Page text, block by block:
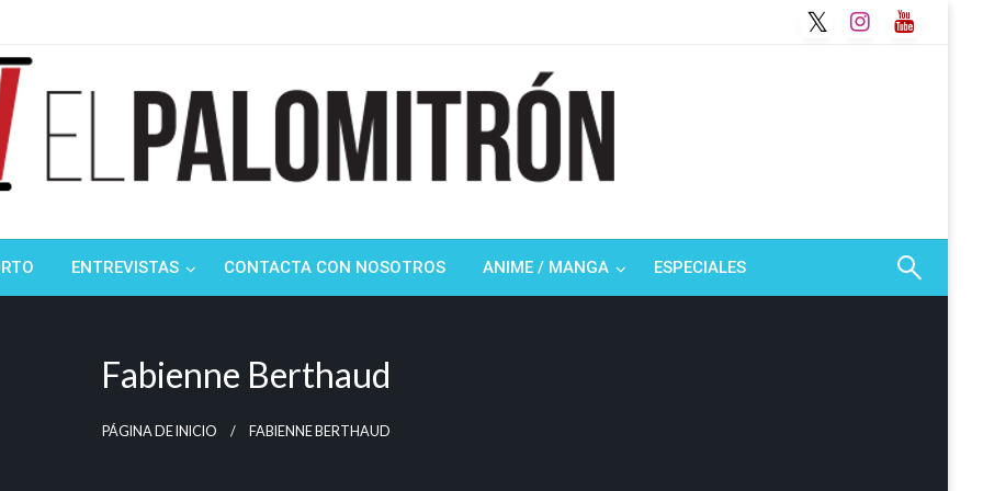
ENTREVISTAS CONTACTA CON NOSOTROS ANIME / MANGA ESPECIALES
Fabienne Berthaud
PÁGINA DE INICIO FABIENNE BERTHAUD